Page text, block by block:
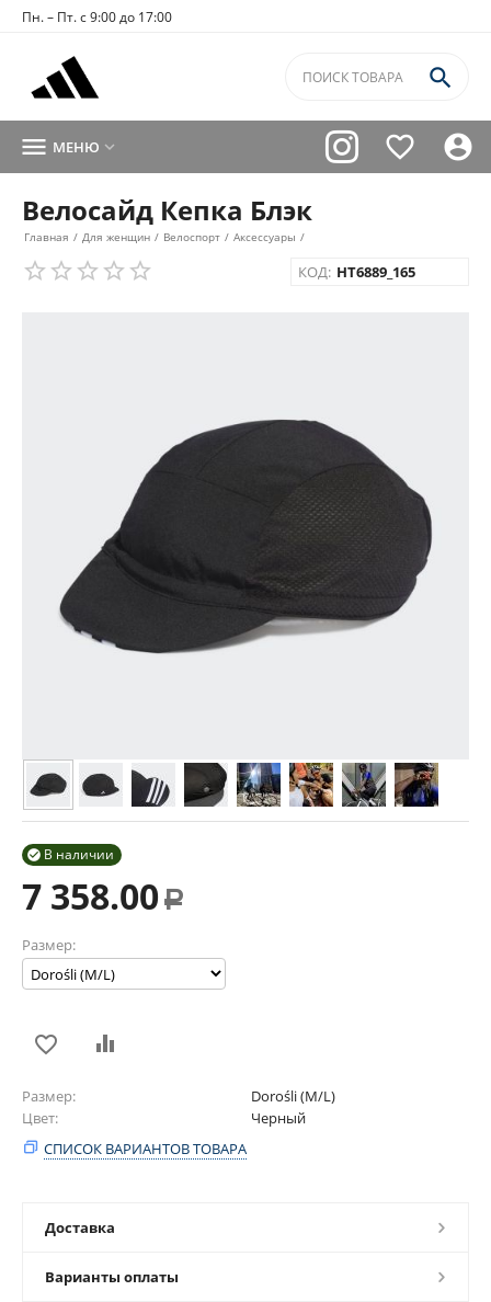
Пн. – Пт. с 9:00 до 17:00



 МЕНЮ 
Велосайд Кепка Блэк
Главная / Для женщин / Велоспорт / Аксессуары /
КОД: HT6889_165
В наличии

7 358.00 Р
Размер:
Размер
Dorośli (M/L)
Цвет
Черный
СПИСОК ВАРИАНТОВ ТОВАРА
Доставка
Варианты оплаты